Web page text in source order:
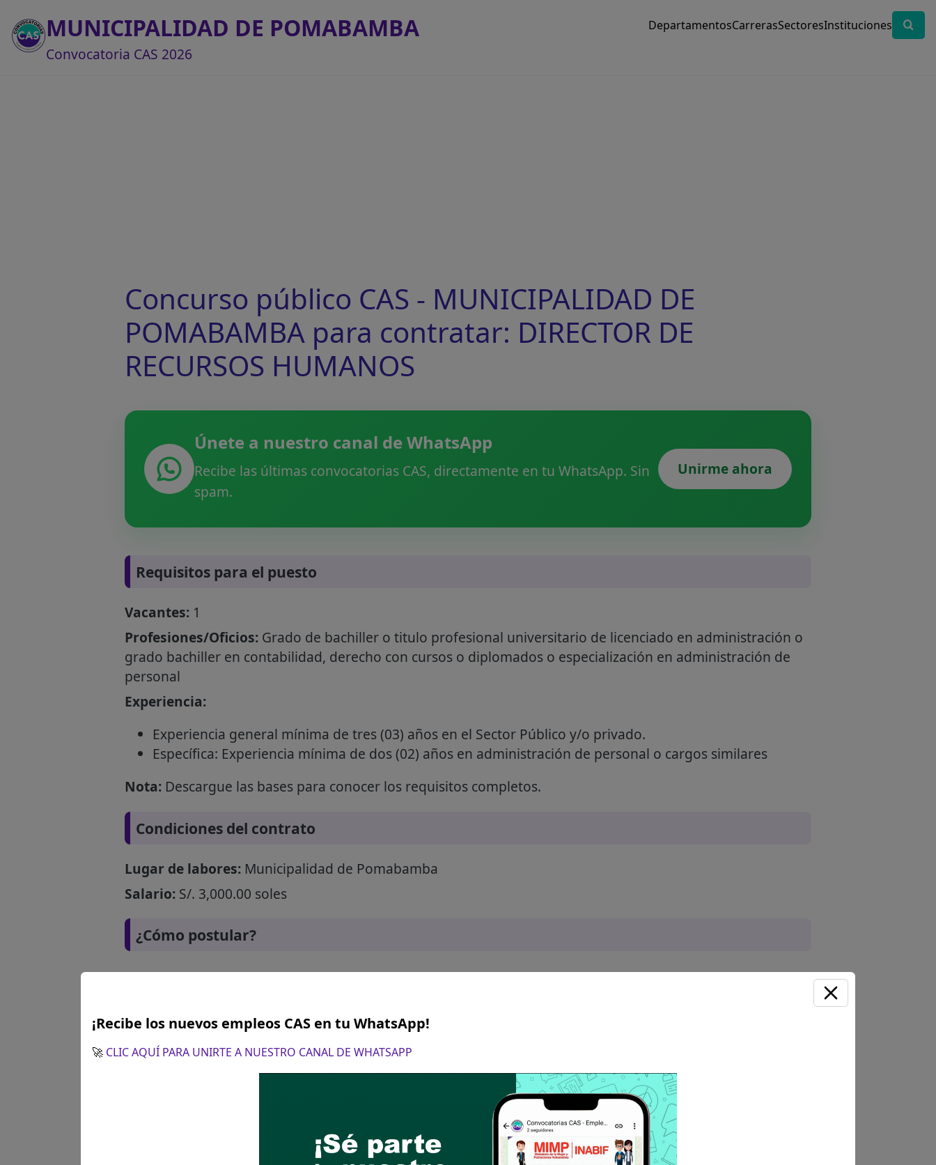
MUNICIPALIDAD DE POMABAMBA
Convocatoria CAS 2026
DepartamentosCarrerasSectoresInstituciones
Concurso público CAS - MUNICIPALIDAD DE
POMABAMBA para contratar: DIRECTOR DE
RECURSOS HUMANOS
Únete a nuestro canal de WhatsApp
Recibe las últimas convocatorias CAS, directamente en tu WhatsApp. Sin
spam.
Unirme ahora
Requisitos para el puesto
Vacantes:1
Profesiones/Oficios:Grado de bachiller o titulo profesional universitario de licenciado en administración o
grado bachiller en contabilidad, derecho con cursos o diplomados o especialización en administración de
personal
Experiencia:
Experiencia general mínima de tres (03) años en el Sector Público y/o privado.
Específica: Experiencia mínima de dos (02) años en administración de personal o cargos similares
Nota:Descargue las bases para conocer los requisitos completos.
Condiciones del contrato
Lugar de labores:Municipalidad de Pomabamba
Salario:S/. 3,000.00 soles
¿Cómo postular?
¡Recibe los nuevos empleos CAS en tu WhatsApp!
🚀 CLIC AQUÍ PARA UNIRTE A NUESTRO CANAL DE WHATSAPP